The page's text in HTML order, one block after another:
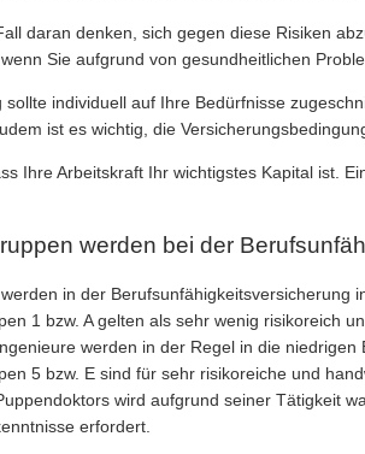
daran denken, sich gegen diese Risiken
Sie aufgrund von gesundheitlichen
sollte individuell auf Ihre Bedürfnisse
ist es wichtig, die
Ihre Arbeitskraft Ihr wichtigstes Kapital ist.
werden bei der
in der Berufsunfähigkeitsversicherung
1 bzw. A gelten als sehr wenig risikoreich
werden in der Regel in die
5 bzw. E sind für sehr risikoreiche und
wird aufgrund seiner Tätigkeit
erfordert.